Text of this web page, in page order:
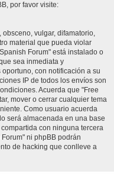
por favor visite:
vulgar, difamatorio,
material que pueda violar
Forum" está instalado o
sea inmediata y
con notificación a su
IP de todos los envíos son
Acuerda que "Free
mover o cerrar cualquier tema
Como usuario acuerda
será almacenada en una base
con ninguna tercera
ni phpBB podrán
de hacking que conlleve a